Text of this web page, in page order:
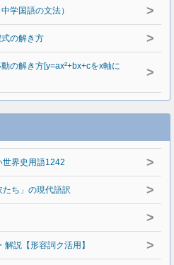
学国語の文法） >
の解き方 >
の解き方[y=ax²+bx+cをx軸に
>
界史用語1242 >
たち」の現代語訳 >
>
説【形容詞ク活用】 >